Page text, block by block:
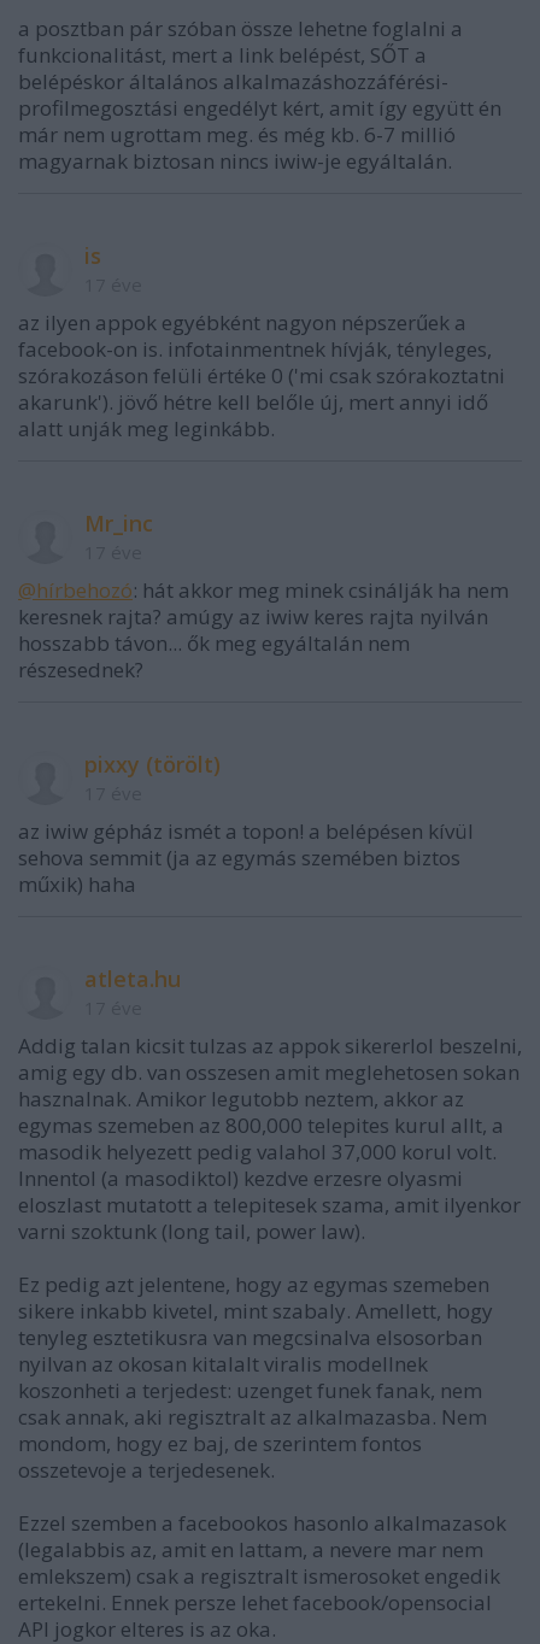
a posztban pár szóban össze lehetne foglalni a
funkcionalitást, mert a link belépést, SŐT a
belépéskor általános alkalmazáshozzáférési-
profilmegosztási engedélyt kért, amit így együtt én
már nem ugrottam meg. és még kb. 6-7 millió
magyarnak biztosan nincs iwiw-je egyáltalán.
is
az ilyen appok egyébként nagyon népszerűek a
facebook-on is. infotainmentnek hívják, tényleges,
szórakozáson felüli értéke 0 ('mi csak szórakoztatni
akarunk'). jövő hétre kell belőle új, mert annyi idő
alatt unják meg leginkább.
Mr_inc
@hírbehozó: hát akkor meg minek csinálják ha nem
keresnek rajta? amúgy az iwiw keres rajta nyilván
hosszabb távon... ők meg egyáltalán nem
részesednek?
pixxy (törölt)
az iwiw gépház ismét a topon! a belépésen kívül
sehova semmit (ja az egymás szemében biztos
műxik) haha
atleta.hu
Addig talan kicsit tulzas az appok sikererlol beszelni,
amig egy db. van osszesen amit meglehetosen sokan
hasznalnak. Amikor legutobb neztem, akkor az
egymas szemeben az 800,000 telepites kurul allt, a
masodik helyezett pedig valahol 37,000 korul volt.
Innentol (a masodiktol) kezdve erzesre olyasmi
eloszlast mutatott a telepitesek szama, amit ilyenkor
varni szoktunk (long tail, power law).
Ez pedig azt jelentene, hogy az egymas szemeben
sikere inkabb kivetel, mint szabaly. Amellett, hogy
tenyleg esztetikusra van megcsinalva elsosorban
nyilvan az okosan kitalalt viralis modellnek
koszonheti a terjedest: uzenget funek fanak, nem
csak annak, aki regisztralt az alkalmazasba. Nem
mondom, hogy ez baj, de szerintem fontos
osszetevoje a terjedesenek.
Ezzel szemben a facebookos hasonlo alkalmazasok
(legalabbis az, amit en lattam, a nevere mar nem
emlekszem) csak a regisztralt ismerosoket engedik
ertekelni. Ennek persze lehet facebook/opensocial
API jogkor elteres is az oka.